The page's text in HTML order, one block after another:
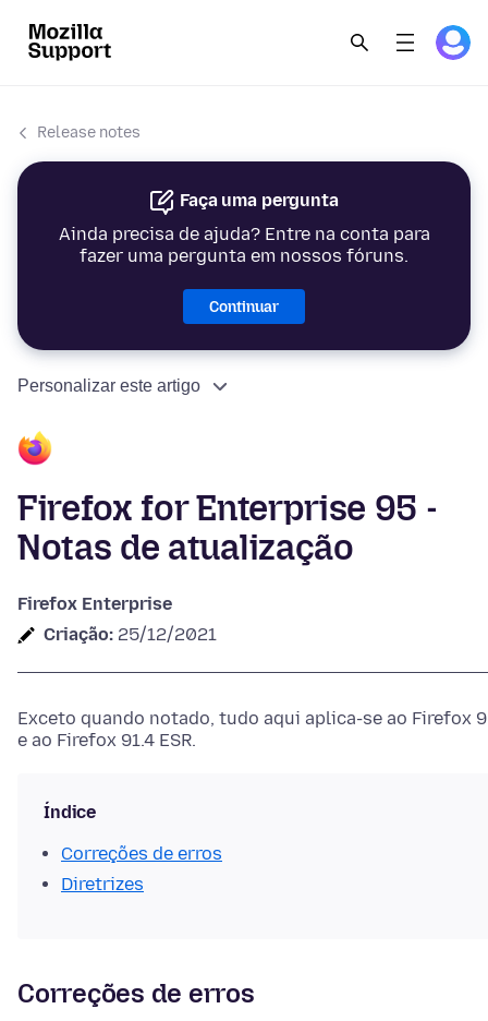
Release notes
Faça uma pergunta
Ainda precisa de ajuda? Entre na conta para
fazer uma pergunta em nossos fóruns.
Continuar
Personalizar este artigo
Firefox for Enterprise 95 -
Notas de atualização
Firefox Enterprise
Criação: 25/12/2021
Exceto quando notado, tudo aqui aplica-se ao Firefox
e ao Firefox 91.4 ESR.
Índice
Correções de erros
Diretrizes
Correções de erros